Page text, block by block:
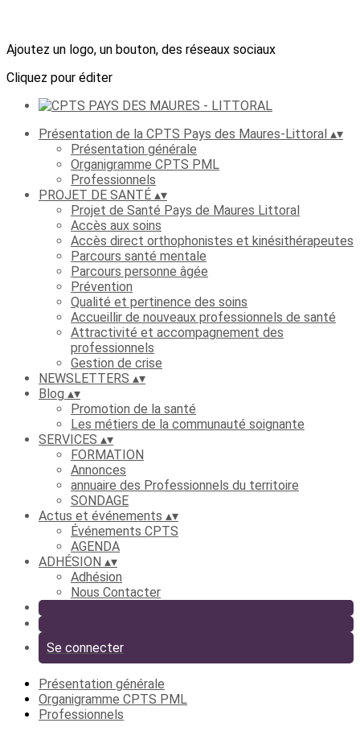
Ajoutez un logo, un bouton, des réseaux sociaux
Cliquez pour éditer
Présentation de la CPTS Pays des Maures-Littoral ▴▾
Présentation générale
Organigramme CPTS PML
Professionnels
PROJET DE SANTÉ ▴▾
Projet de Santé Pays de Maures Littoral
Accès aux soins
Accès direct orthophonistes et kinésithérapeutes
Parcours santé mentale
Parcours personne âgée
Prévention
Qualité et pertinence des soins
Accueillir de nouveaux professionnels de santé
Attractivité et accompagnement des
professionnels
Gestion de crise
NEWSLETTERS ▴▾
Blog ▴▾
Promotion de la santé
Les métiers de la communauté soignante
SERVICES ▴▾
FORMATION
Annonces
annuaire des Professionnels du territoire
SONDAGE
Actus et événements ▴▾
Événements CPTS
AGENDA
ADHÉSION ▴▾
Adhésion
Nous Contacter
Se connecter
Présentation générale
Organigramme CPTS PML
Professionnels